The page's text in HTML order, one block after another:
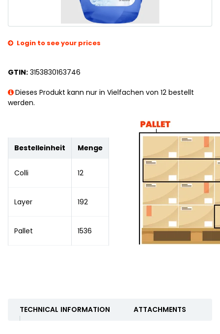
Login to see your prices
GTIN: 3153830163746
Dieses Produkt kann nur in Vielfachen von 12 bestellt
werden.
Bestelleinheit Menge
Colli 12
Layer 192
Pallet 1536
TECHNICAL INFORMATION ATTACHMENTS